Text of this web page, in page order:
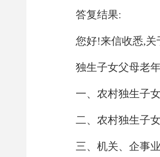
答复结果:
您好!来信收悉,关
独生子女父母老
一、农村独生子
二、农村独生子
三、机关、企事